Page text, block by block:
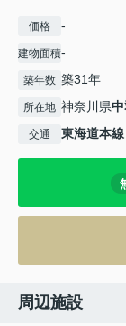
価格 -
建物面積-
築年数 築31年
所在地 神奈川県
交通 東海道本線
周辺施設